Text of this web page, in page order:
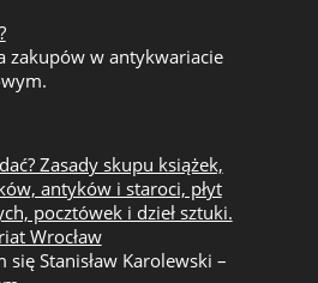
zakupów w antykwariacie
Zasady skupu książek,
antyków i staroci, płyt
pocztówek i dzieł sztuki.
Wrocław
się Stanisław Karolewski –